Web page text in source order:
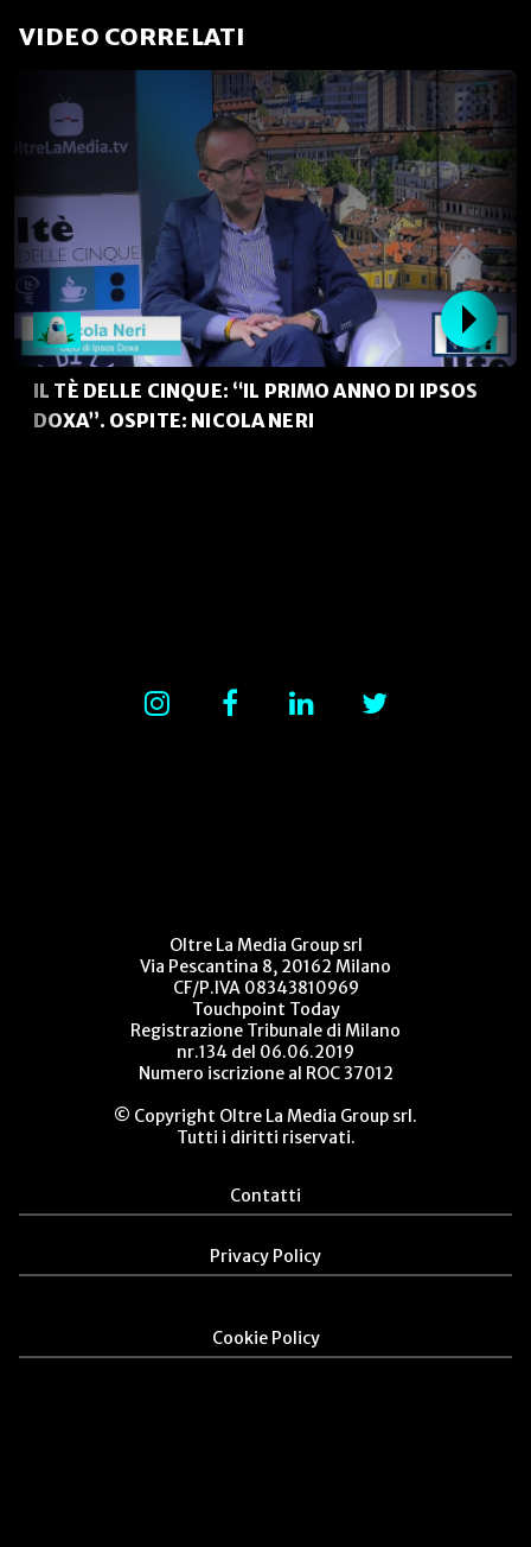
VIDEO CORRELATI
IL TÈ DELLE CINQUE: “IL PRIMO ANNO DI IPSOS
DOXA”. OSPITE: NICOLA NERI
Oltre La Media Group srl
Via Pescantina 8, 20162 Milano
CF/P.IVA 08343810969
Touchpoint Today
Registrazione Tribunale di Milano
nr.134 del 06.06.2019
Numero iscrizione al ROC 37012
© Copyright Oltre La Media Group srl.
Tutti i diritti riservati.
Contatti
Privacy Policy
Cookie Policy